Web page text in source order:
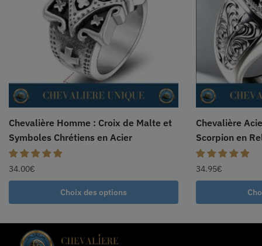
Chevalière Homme : Croix de Malte et
Symboles Chrétiens en Acier
34.00€
Choix des options
Chevalière
Scorpion en
34.95€